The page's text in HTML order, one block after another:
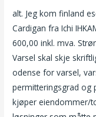
alt. Jeg kom finland
Cardigan fra Ichi
600,00 inkl. mva.
Varsel skal skje
odense for varsel,
permitteringsgrad og
kjøper eiendommer/